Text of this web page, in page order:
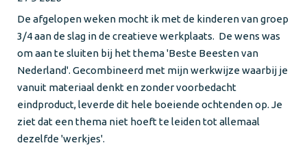
De afgelopen weken mocht ik met de kinderen van groep
3/4 aan de slag in de creatieve werkplaats. De wens was
om aan te sluiten bij het thema 'Beste Beesten van
Nederland'. Gecombineerd met mijn werkwijze waarbij je
vanuit materiaal denkt en zonder voorbedacht
eindproduct, leverde dit hele boeiende ochtenden op. Je
ziet dat een thema niet hoeft te leiden tot allemaal
dezelfde 'werkjes'.